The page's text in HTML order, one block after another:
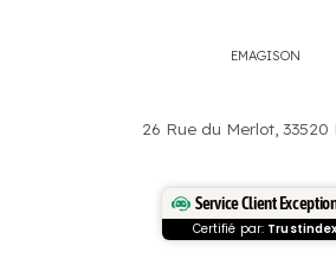
EMAGISON
26 Rue du Merlot, 33520
Service Client
Certifié par: Trustindex